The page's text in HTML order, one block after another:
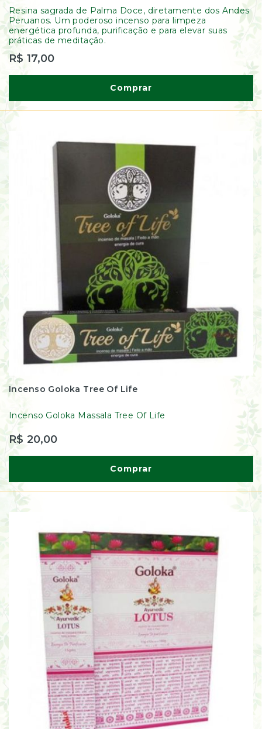
Resina sagrada de Palma Doce, diretamente dos Andes
Peruanos. Um poderoso incenso para limpeza
energética profunda, purificação e para elevar suas
práticas de meditação.
R$ 17,00
Comprar
Incenso Goloka Tree Of Life
Incenso Goloka Massala Tree Of Life
R$ 20,00
Comprar